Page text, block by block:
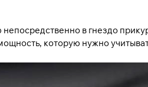
в гнездо
которую нужно